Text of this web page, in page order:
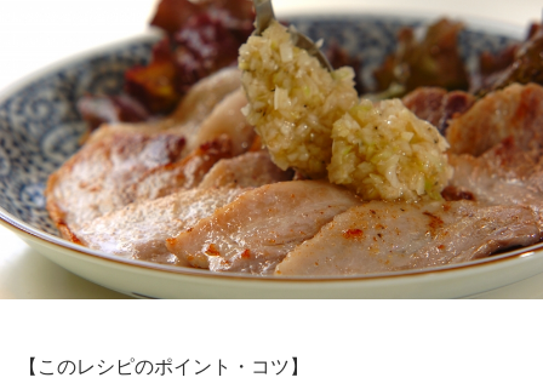
【このレシピのポイント・コツ】